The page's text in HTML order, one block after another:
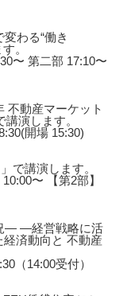
わる“働き
。
〜 第二部 17:10〜
不動産マーケット
演します。
開場 15:30)
で講演します。
〜 【第2部】
― ―経営戦略に活
経済動向と 不動産
（14:00受付）